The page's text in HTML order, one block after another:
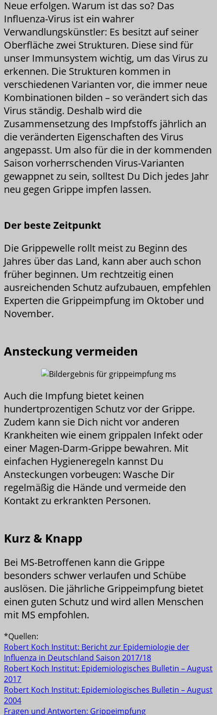
Neue erfolgen. Warum ist das so? Das
Influenza-Virus ist ein wahrer
Verwandlungskünstler: Es besitzt auf seiner
Oberfläche zwei Strukturen. Diese sind für
unser Immunsystem wichtig, um das Virus zu
erkennen. Die Strukturen kommen in
verschiedenen Varianten vor, die immer neue
Kombinationen bilden – so verändert sich das
Virus ständig. Deshalb wird die
Zusammensetzung des Impfstoffs jährlich an
die veränderten Eigenschaften des Virus
angepasst. Um also für die in der kommenden
Saison vorherrschenden Virus-Varianten
gewappnet zu sein, solltest Du Dich jedes Jahr
neu gegen Grippe impfen lassen.
Der beste Zeitpunkt
Die Grippewelle rollt meist zu Beginn des
Jahres über das Land, kann aber auch schon
früher beginnen. Um rechtzeitig einen
ausreichenden Schutz aufzubauen, empfehlen
Experten die Grippeimpfung im Oktober und
November.
Ansteckung vermeiden
Auch die Impfung bietet keinen
hundertprozentigen Schutz vor der Grippe.
Zudem kann sie Dich nicht vor anderen
Krankheiten wie einem grippalen Infekt oder
einer Magen-Darm-Grippe bewahren. Mit
einfachen Hygieneregeln kannst Du
Ansteckungen vorbeugen: Wasche Dir
regelmäßig die Hände und vermeide den
Kontakt zu erkrankten Personen.
Kurz & Knapp
Bei MS-Betroffenen kann die Grippe
besonders schwer verlaufen und Schübe
auslösen. Die jährliche Grippeimpfung bietet
einen guten Schutz und wird allen Menschen
mit MS empfohlen.
*Quellen:
Robert Koch Institut: Bericht zur Epidemiologie der
Influenza in Deutschland Saison 2017/18
Robert Koch Institut: Epidemiologisches Bulletin – August
2017
Robert Koch Institut: Epidemiologisches Bulletin – August
2004
Fragen und Antworten: Grippeimpfung